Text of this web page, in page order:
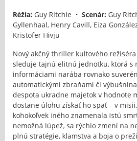
Réžia: Guy Ritchie • Scenár: Guy
Gyllenhaal, Henry Cavill, Eiza
Kristofer Hivju
Nový akčný thriller kultového
sleduje tajnú elitnú jednotku, ktorá s
informáciami narába rovnako
automatickými zbraňami či
despota ukradne majetok v hodnote
dostane úlohu získať ho späť – v
kohokoľvek iného znamenala istú
nemožná lúpež, sa rýchlo zmení na
plnú stratégie, klamstva a boja o